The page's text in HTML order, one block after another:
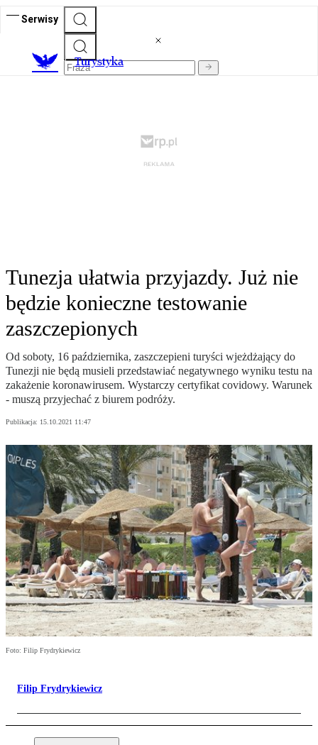
Serwisy
Turystyka
Tunezja ułatwia przyjazdy. Już nie
będzie konieczne testowanie
zaszczepionych
Od soboty, 16 października, zaszczepieni turyści wjeżdżający do
Tunezji nie będą musieli przedstawiać negatywnego wyniku testu na
zakażenie koronawirusem. Wystarczy certyfikat covidowy. Warunek
- muszą przyjechać z biurem podróży.
Publikacja: 15.10.2021 11:47
Foto: Filip Frydrykiewicz
Filip Frydrykiewicz